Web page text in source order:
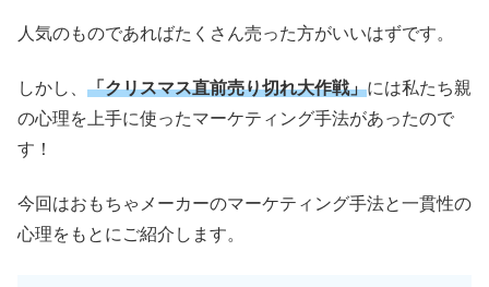
人気のものであればたくさん売った方がいいはずです。
しかし、 「クリスマス直前売り切れ大作戦」には私たち親
の心理を上手に使ったマーケティング手法があったので
す！
今回はおもちゃメーカーのマーケティング手法と一貫性の
心理をもとにご紹介します。